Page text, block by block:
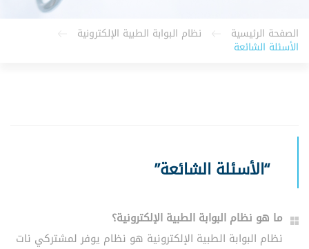
الصفحة الرئيسية نظام البوابة الطبية الإلكترونية
الأسئلة الشائعة
“الأسئلة الشائعة”
ما هو نظام البوابة الطبية الإلكترونية؟
نظام البوابة الطبية الإلكترونية هو نظام يوفر لمشتركي نات